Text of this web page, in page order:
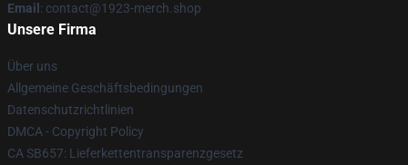
Email : contact@1923-merch.shop
Unsere Firma
Über uns
Allgemeine Geschäftsbedingungen
Datenschutzrichtlinien
DMCA - Copyright Policy
CA SB657: Lieferkettentransparenzgesetz